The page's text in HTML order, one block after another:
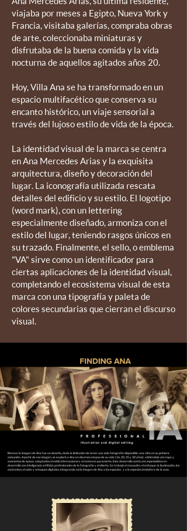
viajaba por meses a Egipto, Nueva York y
Francia, visitaba galerías, compraba obras
de arte, coleccionaba miniaturas y
disfrutaba de la buena comida y la vida
nocturna de aquellos agitados años 20.
Hoy, Villa Ana se ha transformado en un
espacio multifacético que conserva su
encanto histórico, un viaje sensorial a
través del lujoso estilo de vida de la época.
La identidad visual de la marca se centra
en Ana Mercedes Arias y la exquisita
arquitectura, diseño y decoración del
lugar. La iconografía utilizada rescata
detalles del edificio y su estilo. El logotipo
(word mark), con un lettering
especialmente diseñado, armoniza con el
estilo del lugar, teniendo rasgos únicos en
su trazado. Finalmente, el sello, o emblema
"VA" sirve como un identificador para
ciertas aplicaciones de la identidad visual,
completando el ecosistema visual de esta
marca con una tipografía y paleta de
colores secundarias que cierran el discurso
visual.
Recrear la imagen de Ana fue un desafío, dada la limitación de tener una sola fotografía disponible: una niña en su primera
comunión. A partir de esa imagen, se exploró a Ana en diversas etapas de su vida (16, 20, 25 y 30 años), vistiéndola con ropa y
accesorios de época, adaptados al estilo internacional y al contexto panameño. Este desarrollo contó con especialistas en
desarrollo con inteligencia artificial, profesionales de la fotografía y el diseño. Se trabajó el encuadre, el enfoque, la iluminación, los
contrastes, el color y retoques digitales, integrando así la imagen de Ana a los espacios y a la especial atmósfera de la casa.